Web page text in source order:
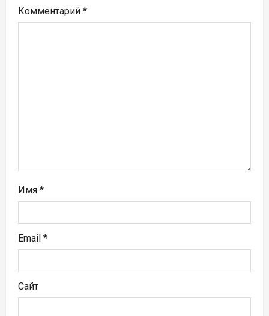
п
я
Комментарий *
Имя *
Email *
Сайт